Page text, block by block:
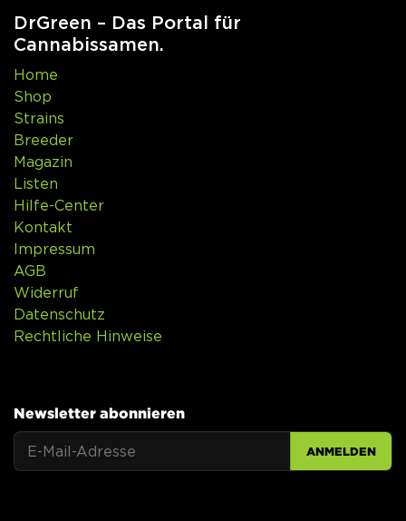
DrGreen – Das Portal für
Cannabissamen.
Home
Shop
Strains
Breeder
Magazin
Listen
Hilfe-Center
Kontakt
Impressum
AGB
Widerruf
Datenschutz
Rechtliche Hinweise
Newsletter abonnieren
ANMELDEN